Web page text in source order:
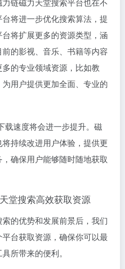
将进一步优化搜索算法，提
将扩展更多的资源类型，涵
的影视、音乐、书籍等内容
的专业领域资源，比如教
用户提供更加全面、专业的
载速度将会进一步提升。磁
持续改进用户体验，提供更
确保用户能够随时随地获取
堂搜索高效获取资源
的优势和发展前景后，我们
台获取资源，确保你可以最
所带来的便利。